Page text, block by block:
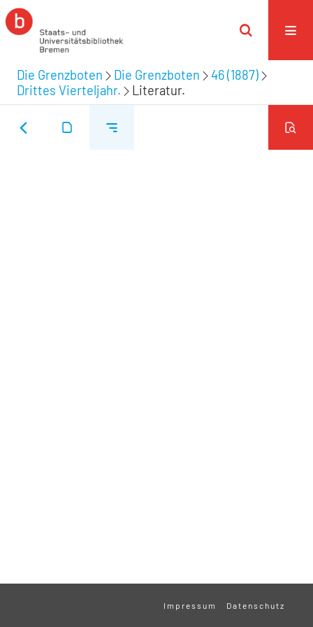
Die Grenzboten Die Grenzboten
46 (1887)
Drittes Vierteljahr.
Literatur.
Impressum Datenschutz